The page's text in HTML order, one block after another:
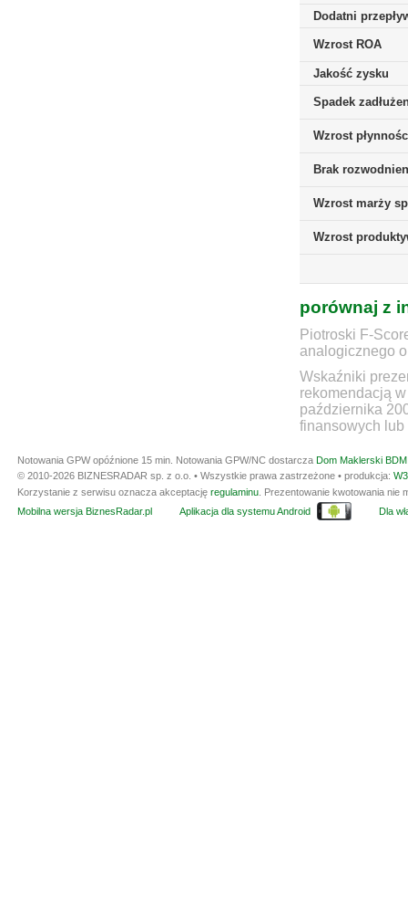
Dodatni
Wzrost ROA
Jakość zysku
Spadek
Wzrost
Brak
Wzrost marży
Wzrost
porównaj z
Piotroski F-
analogicznego
Wskaźniki
rekomendacją
października
finansowych lub
Notowania GPW opóźnione 15 min. Notowania GPW/NC dostarcza Dom Maklerski
© 2010-2026 BIZNESRADAR sp. z o.o. • Wszystkie prawa zastrzeżone • produkcja:
Korzystanie z serwisu oznacza akceptację regulaminu . Prezentowanie kwotowania
Mobilna wersja BiznesRadar.pl
Aplikacja dla systemu Android Dla